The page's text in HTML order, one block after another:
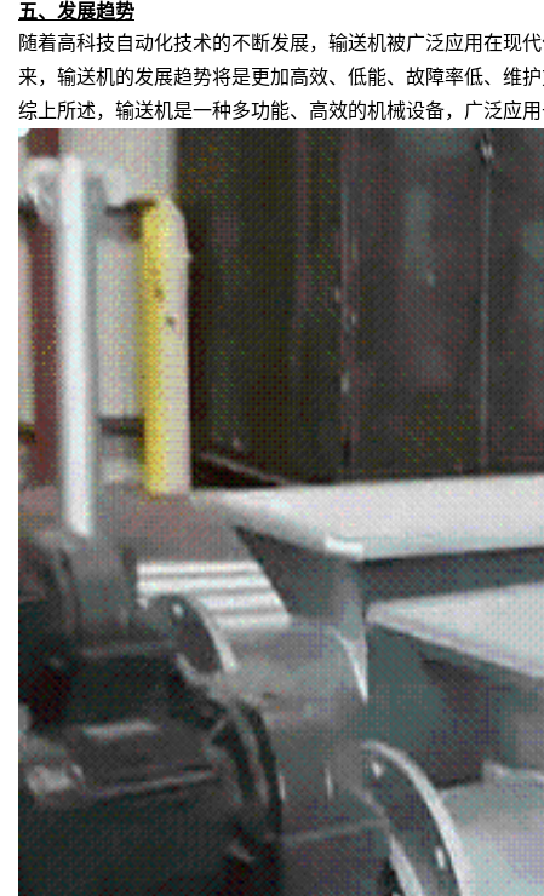
五、 发展趋势
随着高科技自动化技术的不断发展，输送机被广泛应用在现
来，输送机的发展趋势将是更加高效、低能、故障率低、维
综上所述，输送机是一种多功能、高效的机械设备，广泛应